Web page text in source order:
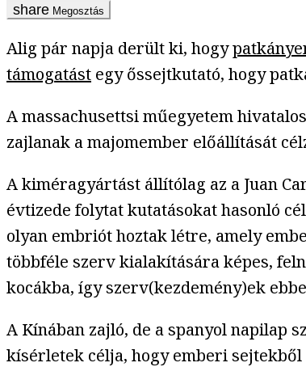
Megosztás
Alig pár napja derült ki, hogy
támogatást egy őssejtkutató, hogy
A massachusettsi műegyetem
zajlanak a majomember előállítását
A kiméragyártást állítólag az a Juan
évtizede folytat kutatásokat hasonló
olyan embriót hoztak létre, amely
többféle szerv kialakítására képes,
kocákba, így szerv(kezdemény)ek
A Kínában zajló, de a spanyol napilap
kísérletek célja, hogy emberi